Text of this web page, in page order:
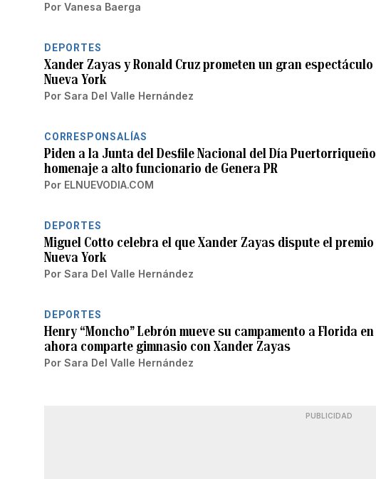
Por Vanesa Baerga
DEPORTES
Xander Zayas y Ronald Cruz prometen un gran
Nueva York
Por Sara Del Valle Hernández
CORRESPONSALÍAS
Piden a la Junta del Desfile Nacional del Día
homenaje a alto funcionario de Genera PR
Por ELNUEVODIA.COM
DEPORTES
Miguel Cotto celebra el que Xander Zayas dispute el
Nueva York
Por Sara Del Valle Hernández
DEPORTES
Henry “Moncho” Lebrón mueve su campamento a Florida
ahora comparte gimnasio con Xander Zayas
Por Sara Del Valle Hernández
PUBLICIDAD